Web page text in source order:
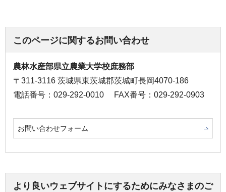
このページに関するお問い合わせ
農林水産部県立農業大学校庶務部
〒311-3116 茨城県東茨城郡茨城町長岡4070-186
電話番号：029-292-0010
FAX番号：029-292-0903
お問い合わせフォーム
より良いウェブサイトにするためにみなさまのご